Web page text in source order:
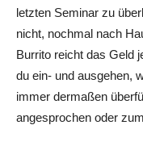
letzten Seminar zu
nicht, nochmal nach
Burrito reicht das Geld
du ein- und ausgehen,
immer dermaßen
angesprochen oder